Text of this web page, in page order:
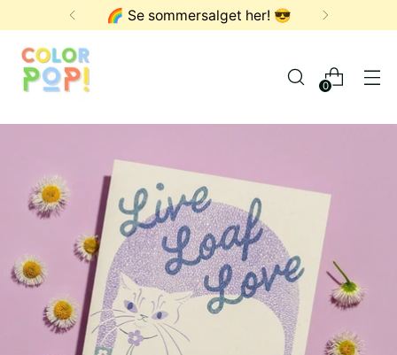
🌈 Se sommersalget her! 😎
0